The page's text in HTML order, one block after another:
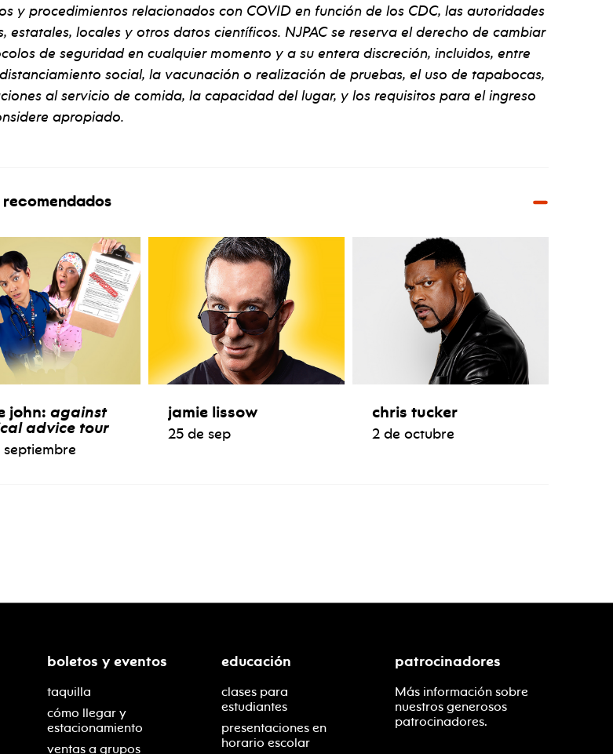
y procedimientos relacionados con COVID en función de los CDC, las autoridades
estatales, locales y otros datos científicos. NJPAC se reserva el derecho de cambiar
de seguridad en cualquier momento y a su entera discreción, incluidos, entre
social, la vacunación o realización de pruebas, el uso de tapabocas,
al servicio de comida, la capacidad del lugar, y los requisitos para el ingreso
apropiado.
recomendados
john: against
advice tour
septiembre
jamie lissow
25 de sep
chris tucker
2 de octubre
boletos y eventos
taquilla
cómo llegar y
estacionamiento
ventas a grupos
educación
clases para
estudiantes
presentaciones en
horario escolar
patrocinadores
Más información sobre
nuestros generosos
patrocinadores.